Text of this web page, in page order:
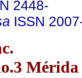
2448-
ISSN